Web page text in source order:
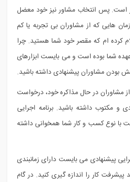
پس انتخاب مشاور نیز خود معضل
هایی که از مشاوران بی تجربه یا کم
کرده ام که مقصر خود شما هستید. چرا
شما بوده است و می بایست ابزارهای
بودن مشاوران پیشنهادی داشته باشید.
مشاوران در حال مذاکره خود، درخواست
و مکتوب داشته باشید. برنامه اجرایی
با نوع کسب و کار شما همخوانی داشته
پیشنهادی می بایست دارای زمانبندی
پیشرفت کار را اندازه گیری کنید. در گام